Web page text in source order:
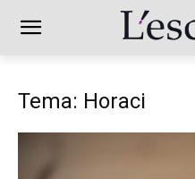
Tema: Horaci